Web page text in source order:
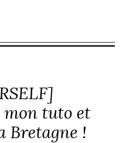
mon tuto et
Bretagne !